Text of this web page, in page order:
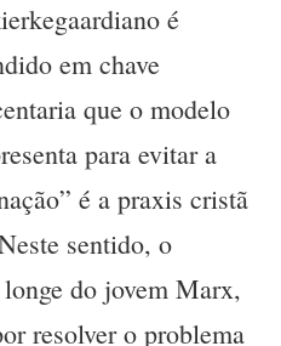
é
em chave
que o modelo
para evitar a
é a praxis cristã
sentido, o
do jovem Marx,
resolver o problema